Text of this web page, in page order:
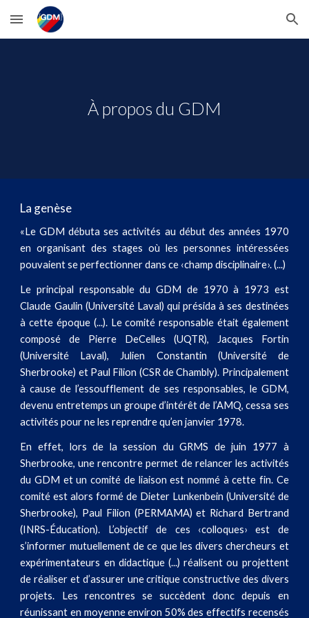
Skip to main content Skip to navigation
À propos du GDM
La genèse
«Le GDM débuta ses activités au début des années 1970
en organisant des stages où les personnes intéressées
pouvaient se perfectionner dans ce ‹champ disciplinaire›. (...)
Le principal responsable du GDM de 1970 à 1973 est
Claude Gaulin (Université Laval) qui présida à ses destinées
à cette époque (...). Le comité responsable était également
composé de Pierre DeCelles (UQTR), Jacques Fortin
(Université Laval), Julien Constantin (Université de
Sherbrooke) et Paul Filion (CSR de Chambly). Principalement
à cause de l’essoufflement de ses responsables, le GDM,
devenu entretemps un groupe d’intérêt de l’AMQ, cessa ses
activités pour ne les reprendre qu’en janvier 1978.
En effet, lors de la session du GRMS de juin 1977 à
Sherbrooke, une rencontre permet de relancer les activités
du GDM et un comité de liaison est nommé à cette fin. Ce
comité est alors formé de Dieter Lunkenbein (Université de
Sherbrooke), Paul Filion (PERMAMA) et Richard Bertrand
(INRS-Éducation). L’objectif de ces ‹colloques› est de
s’informer mutuellement de ce que les divers chercheurs et
expérimentateurs en didactique (...) réalisent ou projettent
de réaliser et d’assurer une critique constructive des divers
projets. Les rencontres se succèdent donc depuis en
réunissant en moyenne environ 50% des effectifs recensés